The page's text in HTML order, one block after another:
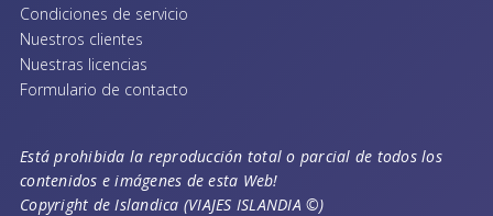
Condiciones de servicio
Nuestros clientes
Nuestras licencias
Formulario de contacto
Está prohibida la reproducción total o parcial de todos los
contenidos e imágenes de esta Web!
Copyright de Islandica (VIAJES ISLANDIA ©)